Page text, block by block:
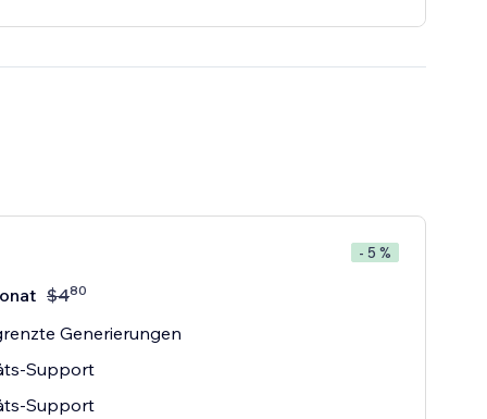
- 5 %
$480
Generierungen
Support
Support